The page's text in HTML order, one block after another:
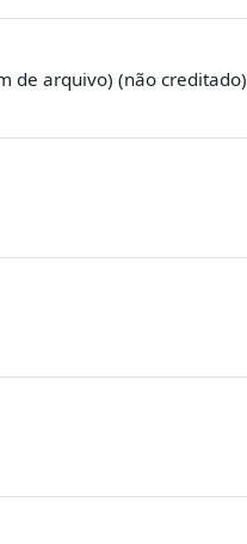
de arquivo) (não creditado)